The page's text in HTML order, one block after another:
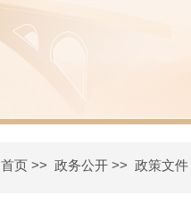
首页 >> 政务公开 >> 政策文件